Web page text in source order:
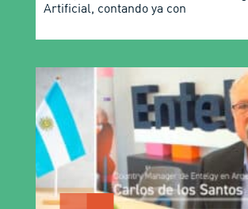
Artificial, contando ya con